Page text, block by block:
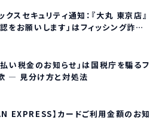
クスセキュリティ通知：『大丸 東京店』
をお願いします」はフィッシング詐欺
払い税金のお知らせ」は国税庁を騙るフ
― 見分け方と対処法
EXPRESS】カードご利用金額のお知